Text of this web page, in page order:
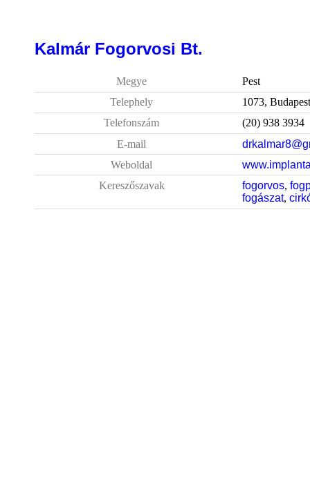
Kalmár Fogorvosi Bt.
Megye
Pest
Telephely
1073,
Telefonszám
(20) 938 3934
E-mail
Weboldal
Kereszőszavak
fogorvos,
fogászat,